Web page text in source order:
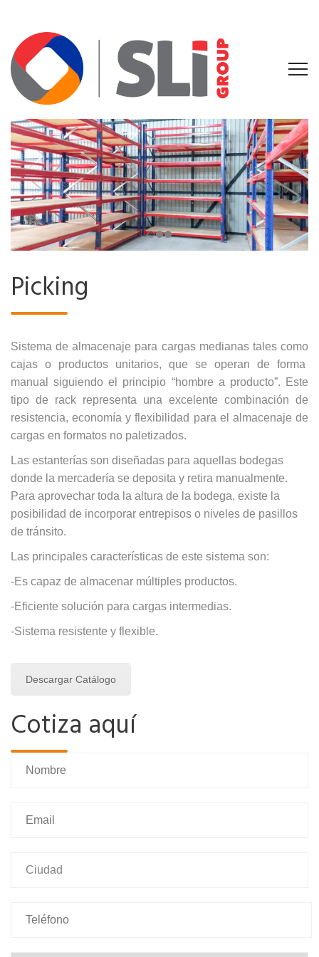
Picking
Sistema de almacenaje para cargas medianas tales como
cajas o productos unitarios, que se operan de forma
manual siguiendo el principio “hombre a producto”. Este
tipo de rack representa una excelente combinación de
resistencia, economía y flexibilidad para el almacenaje de
cargas en formatos no paletizados.
Las estanterías son diseñadas para aquellas bodegas
donde la mercadería se deposita y retira manualmente.
Para aprovechar toda la altura de la bodega, existe la
posibilidad de incorporar entrepisos o niveles de pasillos
de tránsito.
Las principales características de este sistema son:
-Es capaz de almacenar múltiples productos.
-Eficiente solución para cargas intermedias.
-Sistema resistente y flexible.
Descargar Catálogo
Cotiza aquí